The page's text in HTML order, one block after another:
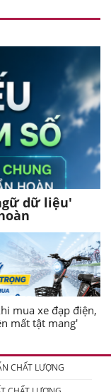
dữ liệu'
mua xe đạp điện,
mất tật mang'
CHẤT LƯỢNG